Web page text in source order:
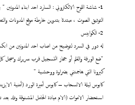
1- شاشة اللوح الالكتروني : السارد احد ابناء
التوثيق الصوت ، مبتدئا بتدوين خارطة موقع المدونات
2- الكوابيس
له دور في السرد لتوضيح من اصاب احد المدونين من
"ضع الورقة والقلم أو جهاز التسجيل قرب سريرك وسجل
كيرونا التي هاجمتني بضراوة ووحشية "
كابوس ليلة الانسحاب – كابوس أميرة الورد (أمنية
استحضار الاموات (الام ميادة الحامل المشنوقة وتلد